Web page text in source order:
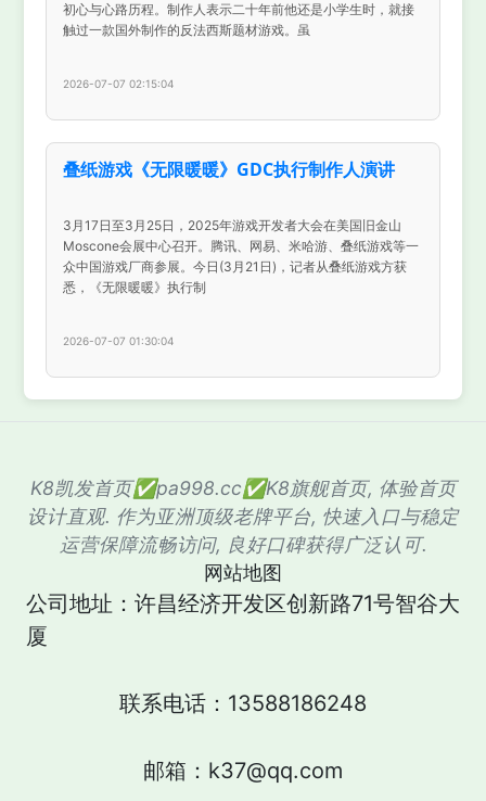
初心与心路历程。制作人表示二十年前他还是小学生时，就接
触过一款国外制作的反法西斯题材游戏。虽
2026-07-07 02:15:04
叠纸游戏《无限暖暖》GDC执行制作人演讲
3月17日至3月25日，2025年游戏开发者大会在美国旧金山
Moscone会展中心召开。腾讯、网易、米哈游、叠纸游戏等一
众中国游戏厂商参展。今日(3月21日)，记者从叠纸游戏方获
悉，《无限暖暖》执行制
2026-07-07 01:30:04
K8凯发首页✅pa998.cc✅K8旗舰首页, 体验首页
设计直观. 作为亚洲顶级老牌平台, 快速入口与稳定
运营保障流畅访问, 良好口碑获得广泛认可.
网站地图
公司地址：许昌经济开发区创新路71号智谷大
厦
联系电话：13588186248
邮箱：k37@qq.com